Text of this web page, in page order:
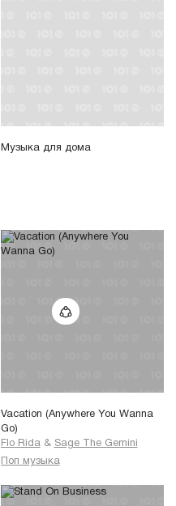
Музыка для дома
Vacation (Anywhere You Wanna
Go)
Flo Rida & Sage The Gemini
Поп музыка